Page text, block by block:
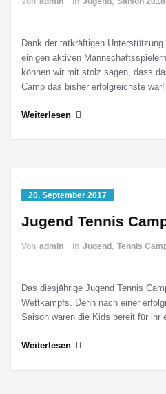
Dank der tatkräftigen
einigen aktiven
können wir mit stolz sagen, dass
Camp das bisher erfolgreichste war!
Weiterlesen
20. September 2017
Jugend Tennis
Von admin in Jugend , Tennis
Das diesjährige Jugend Tennis
Wettkampfs. Denn nach einer
Saison waren die Kids bereit für ihr
Weiterlesen